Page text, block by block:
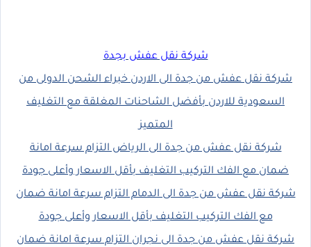
شركةنقل عفش بجدة
شركة نقل عفش من جدة الى الاردن خبراء الشحن الدولى من
السعودية للاردن بأفضل الشاحنات المغلقة مع التغليف
المتميز
شركة نقل عفش من جدة الى الرياض التزام سرعة امانة
ضمان مع الفك التركيب التغليف بأقل الاسعار وأعلى جودة
شركة نقل عفش من جدة الى الدمام التزام سرعة امانة ضمان
مع الفك التركيب التغليف بأقل الاسعار وأعلى جودة
شركة نقل عفش من جدة الى نجران التزام سرعة امانة ضمان